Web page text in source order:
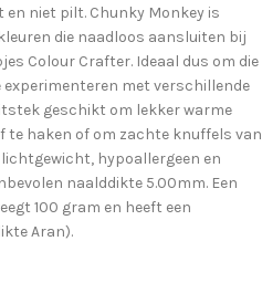
niet pilt. Chunky Monkey is
die naadloos aansluiten bij
Colour Crafter. Ideaal dus om die
met verschillende
geschikt om lekker warme
te haken of om zachte knuffels van
hypoallergeen en
naalddikte 5.00mm. Een
100 gram en heeft een
Aran).